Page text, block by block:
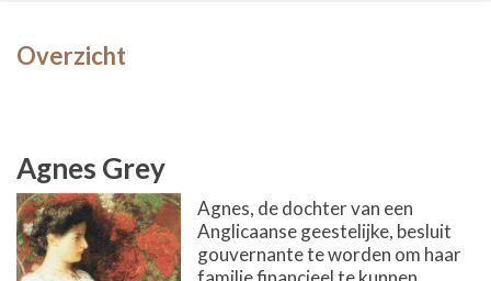
Overzicht
Agnes Grey
Agnes, de dochter van een
Anglicaanse geestelijke, besluit
gouvernante te worden om haar